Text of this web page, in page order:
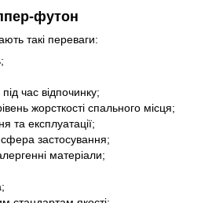
футон
такі переваги:
час відпочинку;
жорсткості спального місця;
та експлуатації;
застосування;
матеріали;